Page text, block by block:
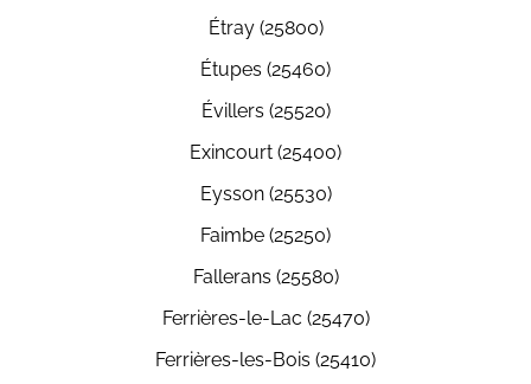
Étray (25800)
Étupes (25460)
Évillers (25520)
Exincourt (25400)
Eysson (25530)
Faimbe (25250)
Fallerans (25580)
Ferrières-le-Lac (25470)
Ferrières-les-Bois (25410)